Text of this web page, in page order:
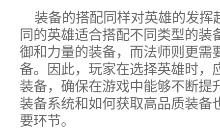
装备的搭配同样对英雄的发
同的英雄适合搭配不同类型的装
御和力量的装备，而法师则更需
备。因此，玩家在选择英雄时，
装备，确保在游戏中能够不断提
装备系统和如何获取高品质装备
要环节。